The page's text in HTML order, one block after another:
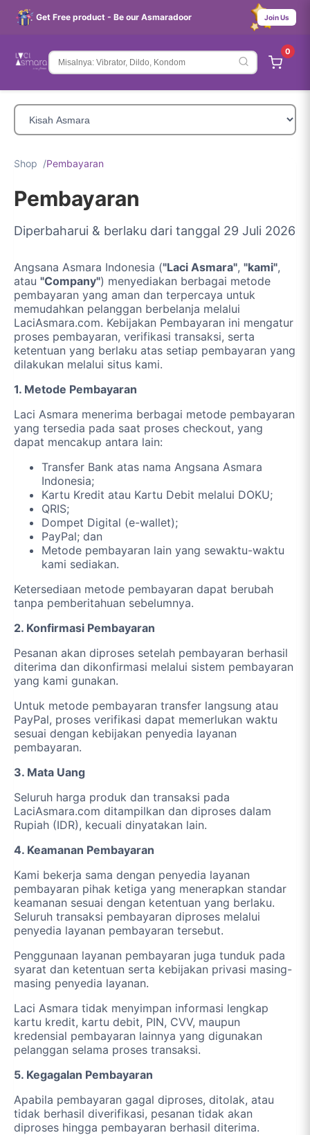
Get Free product - Be our Asmaradoor Join Us
0
Shop Pembayaran
Pembayaran
Diperbaharui & berlaku dari tanggal 29 Juli 2026
Angsana Asmara Indonesia ("Laci Asmara", "kami",
atau "Company") menyediakan berbagai metode
pembayaran yang aman dan terpercaya untuk
memudahkan pelanggan berbelanja melalui
LaciAsmara.com. Kebijakan Pembayaran ini mengatur
proses pembayaran, verifikasi transaksi, serta
ketentuan yang berlaku atas setiap pembayaran yang
dilakukan melalui situs kami.
1. Metode Pembayaran
Laci Asmara menerima berbagai metode pembayaran
yang tersedia pada saat proses checkout, yang
dapat mencakup antara lain:
Transfer Bank atas nama Angsana Asmara
Indonesia;
Kartu Kredit atau Kartu Debit melalui DOKU;
QRIS;
Dompet Digital (e-wallet);
PayPal; dan
Metode pembayaran lain yang sewaktu-waktu
kami sediakan.
Ketersediaan metode pembayaran dapat berubah
tanpa pemberitahuan sebelumnya.
2. Konfirmasi Pembayaran
Pesanan akan diproses setelah pembayaran berhasil
diterima dan dikonfirmasi melalui sistem pembayaran
yang kami gunakan.
Untuk metode pembayaran transfer langsung atau
PayPal, proses verifikasi dapat memerlukan waktu
sesuai dengan kebijakan penyedia layanan
pembayaran.
3. Mata Uang
Seluruh harga produk dan transaksi pada
LaciAsmara.com ditampilkan dan diproses dalam
Rupiah (IDR), kecuali dinyatakan lain.
4. Keamanan Pembayaran
Kami bekerja sama dengan penyedia layanan
pembayaran pihak ketiga yang menerapkan standar
keamanan sesuai dengan ketentuan yang berlaku.
Seluruh transaksi pembayaran diproses melalui
penyedia layanan pembayaran tersebut.
Penggunaan layanan pembayaran juga tunduk pada
syarat dan ketentuan serta kebijakan privasi masing-
masing penyedia layanan.
Laci Asmara tidak menyimpan informasi lengkap
kartu kredit, kartu debit, PIN, CVV, maupun
kredensial pembayaran lainnya yang digunakan
pelanggan selama proses transaksi.
5. Kegagalan Pembayaran
Apabila pembayaran gagal diproses, ditolak, atau
tidak berhasil diverifikasi, pesanan tidak akan
diproses hingga pembayaran berhasil diterima.